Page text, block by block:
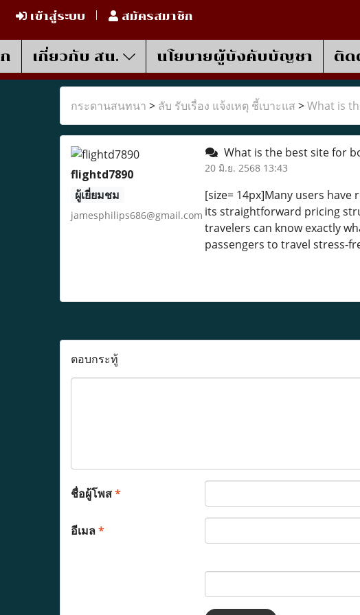
เข้าสู่ระบบ สมัครสมาชิก
เกี่ยวกับ สน. นโยบายผู้บังคับบัญชา ติด
กระดานสนทนา > ลับ รับเรื่อง แจ้งเหตุ ชี้เบาะแส >What is
flightd7890
ผู้เยี่ยมชม
jamesphilips686@gmail.com
What is the best site for
20 มิ.ย. 2568 13:43
[size= 14px]Many users have
its straightforward pricing
travelers can know exactly
passengers to travel stress-
ตอบกระทู้
ชื่อผู้โพส*
อีเมล*